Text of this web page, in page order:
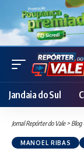
Jandaia do Sul
Jornal Repórter do Vale> Blog
MANOEL RIBAS